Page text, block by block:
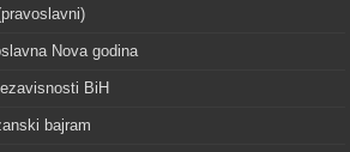
Nova godina
BiH
bajram